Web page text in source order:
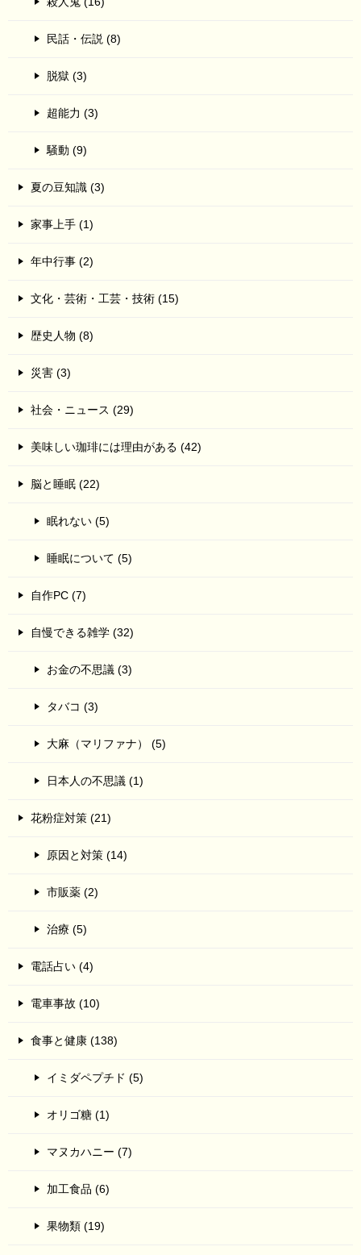
民話・伝説 (8)
脱獄 (3)
超能力 (3)
騒動 (9)
夏の豆知識 (3)
家事上手 (1)
年中行事 (2)
文化・芸術・工芸・技術 (15)
歴史人物 (8)
災害 (3)
社会・ニュース (29)
美味しい珈琲には理由がある (42)
脳と睡眠 (22)
眠れない (5)
睡眠について (5)
自作PC (7)
自慢できる雑学 (32)
お金の不思議 (3)
タバコ (3)
大麻（マリファナ） (5)
日本人の不思議 (1)
花粉症対策 (21)
原因と対策 (14)
市販薬 (2)
治療 (5)
電話占い (4)
電車事故 (10)
食事と健康 (138)
イミダペプチド (5)
オリゴ糖 (1)
マヌカハニー (7)
加工食品 (6)
果物類 (19)